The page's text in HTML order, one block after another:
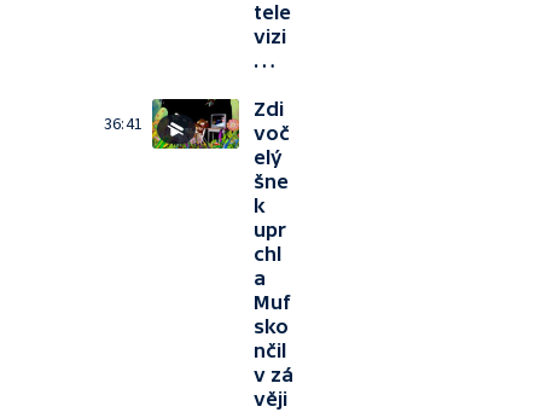
tele
vizi
…
36:41
Zdi
voč
elý
šne
k
upr
chl
a
Muf
sko
nčil
v zá
věji